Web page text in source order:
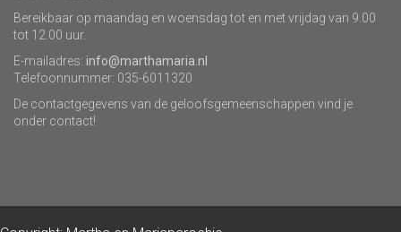
Bereikbaar op maandag en woensdag tot en met vrijdag van 9.00
tot 12.00 uur.
E-mailadres: info@marthamaria.nl
Telefoonnummer: 035-6011320
De contactgegevens van de geloofsgemeenschappen vind je
onder contact!